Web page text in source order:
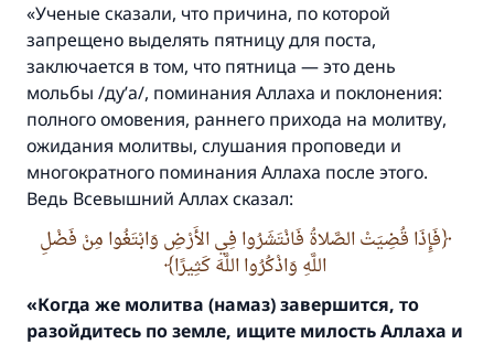
«Ученые сказали, что причина, по которой
запрещено выделять пятницу для поста,
заключается в том, что пятница — это день
мольбы /ду’а/, поминания Аллаха и поклонения:
полного омовения, раннего прихода на молитву,
ожидания молитвы, слушания проповеди и
многократного поминания Аллаха после этого.
Ведь Всевышний Аллах сказал:
فَإِذَا قُضِيَتْ الصَّلاةُ فَانْتَشَرُوا فِي الأَرْضِ وَابْتَغُوا مِنْ فَضْلِ
اللَّهِ وَاذْكُرُوا اللَّهَ كَثِيرًا
«Когда же молитва (намаз) завершится, то
разойдитесь по земле, ищите милость Аллаха и